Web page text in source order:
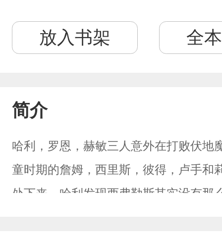
放入书架 全
简介
哈利，罗恩，赫敏三人意外在打败伏地
童时期的詹姆，西里斯，彼得，卢手和
处下来，哈利发现西弗勒斯其实没有